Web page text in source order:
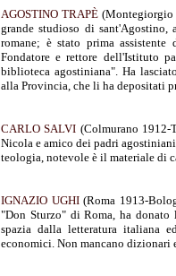
AGOSTINO TRAPÈ(Montegiorgio
grande studioso di
romane; è stato prima
Fondatore e rettore dell'Istituto
biblioteca agostiniana". Ha
alla Provincia, che li ha depositati
CARLO SALVI (Colmurano 1912-
Nicola e amico dei padri
teologia, notevole è il materiale di
IGNAZIO UGHI(Roma 1913-
"Don Sturzo" di Roma, ha
spazia dalla letteratura italiana
economici. Non mancano